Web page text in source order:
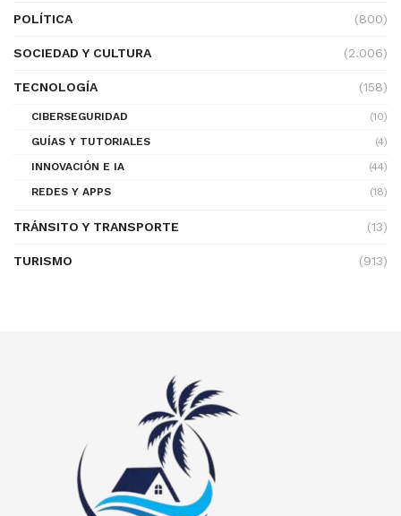
POLÍTICA (800)
SOCIEDAD Y CULTURA (2.006)
TECNOLOGÍA (158)
CIBERSEGURIDAD
(10)
GUÍAS Y TUTORIALES
(4)
INNOVACIÓN E IA
(44)
REDES Y APPS
(18)
TRÁNSITO Y TRANSPORTE (13)
TURISMO (913)